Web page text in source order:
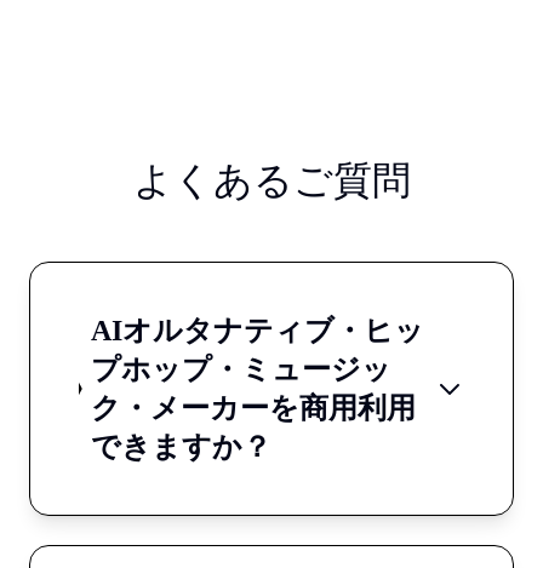
よくあるご質問
AIオルタナティブ・ヒッ
プホップ・ミュージッ
ク・メーカーを商用利用
できますか？